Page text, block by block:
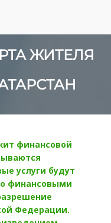
ЖИТЕЛЯ
финансовой
услуги будут
финансовыми
Федерации.